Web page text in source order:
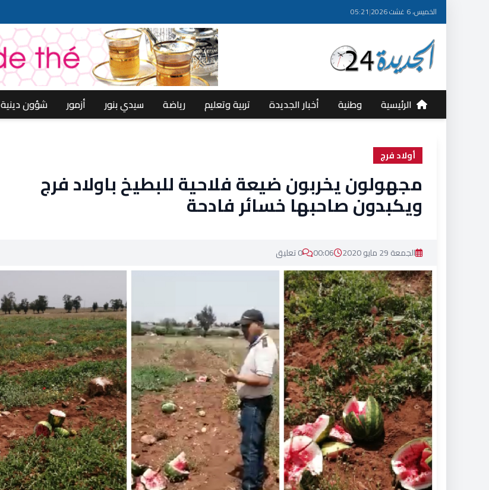
الخميس، 6 غشت 2026 |
05:21
الرئيسية وطنية أخبار الجديدة تربية وتعليم رياضة سيدي بنور أزمور شؤون دينية
أولاد فرج
مجهولون يخربون ضيعة فلاحية للبطيخ باولاد فرج
ويكبدون صاحبها خسائر فادحة
الجمعة 29 مايو 2020 00:06 0 تعليق